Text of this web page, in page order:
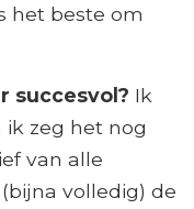
het beste om
succesvol? Ik
ik zeg het nog
van alle
volledig) de